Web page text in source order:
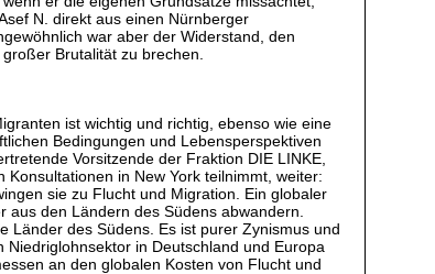
N. direkt aus einen Nürnberger
war aber der Widerstand, den
Brutalität zu brechen.
ist wichtig und richtig, ebenso wie eine
Bedingungen und Lebensperspektiven
Vorsitzende der Fraktion DIE LINKE,
in New York teilnimmt, weiter:
sie zu Flucht und Migration. Ein globaler
den Ländern des Südens abwandern.
Länder des Südens. Es ist purer Zynismus und
in Deutschland und Europa
an den globalen Kosten von Flucht und